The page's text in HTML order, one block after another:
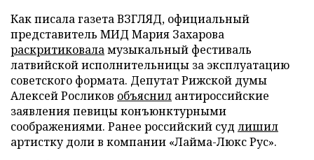
Как писала газета ВЗГЛЯД, официальный
представитель МИД Мария Захарова
раскритиковаламузыкальный фестиваль
латвийской исполнительницы за эксплуатацию
советского формата. Депутат Рижской думы
Алексей Росликов объяснил антироссийские
заявления певицы конъюнктурными
соображениями. Ранее российский суд лишил
артистку доли в компании «Лайма-Люкс Рус».